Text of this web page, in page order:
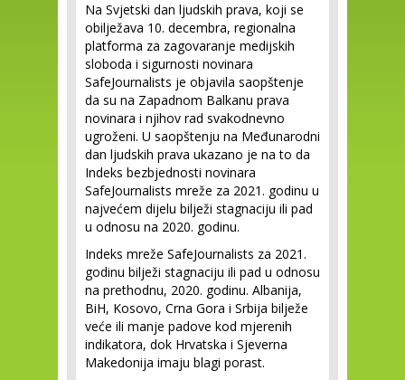
Na Svjetski dan ljudskih prava, koji se
obilježava 10. decembra, regionalna
platforma za zagovaranje medijskih
sloboda i sigurnosti novinara
SafeJournalists je objavila saopštenje
da su na Zapadnom Balkanu prava
novinara i njihov rad svakodnevno
ugroženi. U saopštenju na Međunarodni
dan ljudskih prava ukazano je na to da
Indeks bezbjednosti novinara
SafeJournalists mreže za 2021. godinu u
najvećem dijelu bilježi stagnaciju ili pad
u odnosu na 2020. godinu.
Indeks mreže SafeJournalists za 2021.
godinu bilježi stagnaciju ili pad u odnosu
na prethodnu, 2020. godinu. Albanija,
BiH, Kosovo, Crna Gora i Srbija bilježe
veće ili manje padove kod mjerenih
indikatora, dok Hrvatska i Sjeverna
Makedonija imaju blagi porast.